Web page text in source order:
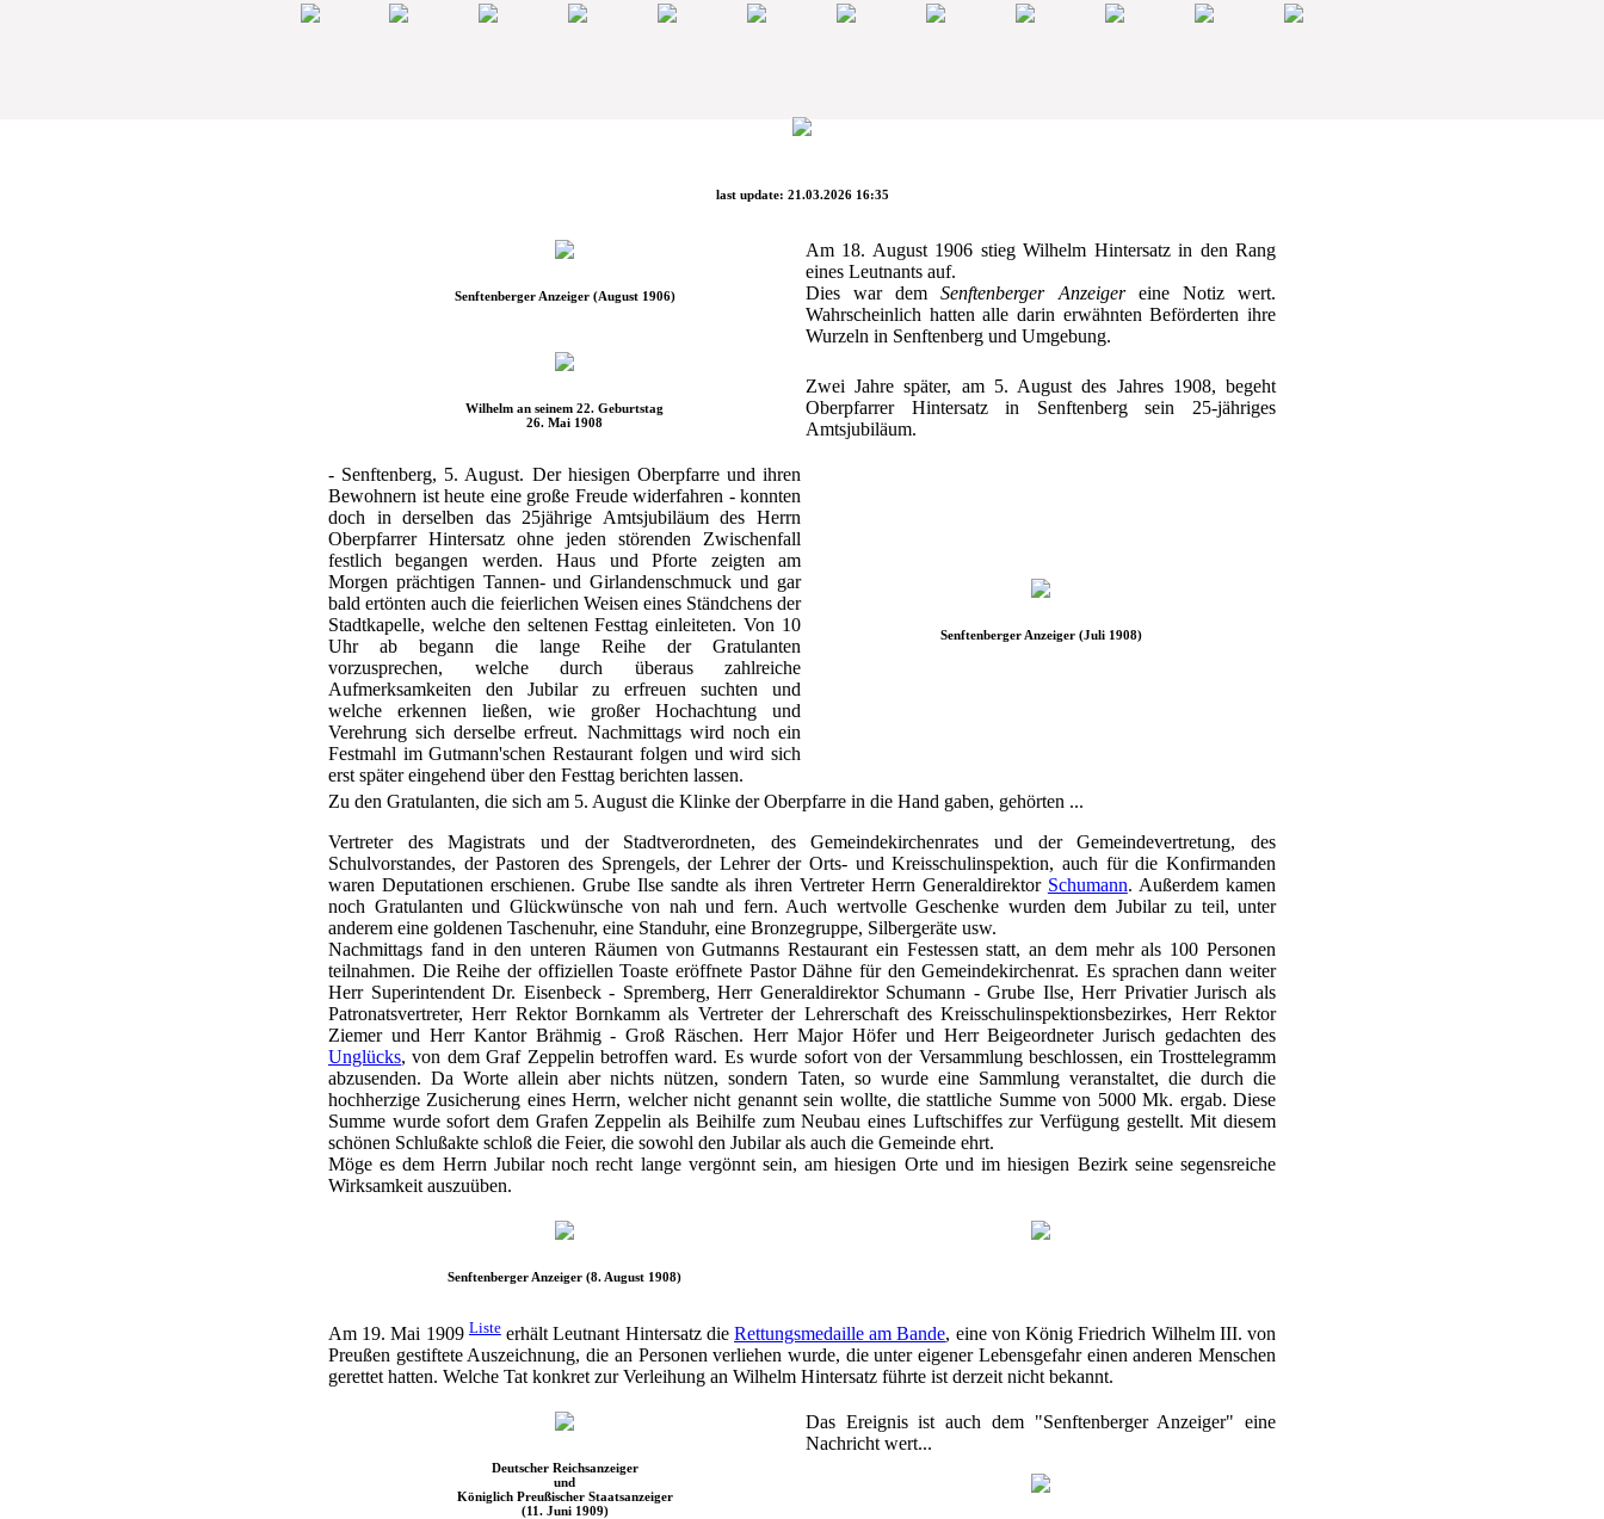
last update: 21.03.2026 16:35
Senftenberger Anzeiger (August 1906)
Am 18. August 1906 stieg Wilhelm Hintersatz in den Rang
eines Leutnants auf.
Dies war demSenftenberger Anzeigereine Notiz wert.
Wahrscheinlich hatten alle darin erwähnten Beförderten ihre
Wurzeln in Senftenberg und Umgebung.
Wilhelm an seinem 22. Geburtstag
26. Mai 1908
Zwei Jahre später, am 5. August des Jahres 1908, begeht
Oberpfarrer Hintersatz in Senftenberg sein 25-jähriges
Amtsjubiläum.
- Senftenberg, 5. August. Der hiesigen Oberpfarre und ihren
Bewohnern ist heute eine große Freude widerfahren - konnten
doch in derselben das 25jährige Amtsjubiläum des Herrn
Oberpfarrer Hintersatz ohne jeden störenden Zwischenfall
festlich begangen werden. Haus und Pforte zeigten am
Morgen prächtigen Tannen- und Girlandenschmuck und gar
bald ertönten auch die feierlichen Weisen eines Ständchens der
Stadtkapelle, welche den seltenen Festtag einleiteten. Von 10
Uhr ab begann die lange Reihe der Gratulanten
vorzusprechen, welche durch überaus zahlreiche
Aufmerksamkeiten den Jubilar zu erfreuen suchten und
welche erkennen ließen, wie großer Hochachtung und
Verehrung sich derselbe erfreut. Nachmittags wird noch ein
Festmahl im Gutmann'schen Restaurant folgen und wird sich
erst später eingehend über den Festtag berichten lassen.
Senftenberger Anzeiger (Juli 1908)
Zu den Gratulanten, die sich am 5. August die Klinke der Oberpfarre in die Hand gaben, gehörten ...
Vertreter des Magistrats und der Stadtverordneten, des Gemeindekirchenrates und der Gemeindevertretung, des
Schulvorstandes, der Pastoren des Sprengels, der Lehrer der Orts- und Kreisschulinspektion, auch für die Konfirmanden
waren Deputationen erschienen. Grube Ilse sandte als ihren Vertreter Herrn Generaldirektor Schumann. Außerdem kamen
noch Gratulanten und Glückwünsche von nah und fern. Auch wertvolle Geschenke wurden dem Jubilar zu teil, unter
anderem eine goldenen Taschenuhr, eine Standuhr, eine Bronzegruppe, Silbergeräte usw.
Nachmittags fand in den unteren Räumen von Gutmanns Restaurant ein Festessen statt, an dem mehr als 100 Personen
teilnahmen. Die Reihe der offiziellen Toaste eröffnete Pastor Dähne für den Gemeindekirchenrat. Es sprachen dann weiter
Herr Superintendent Dr. Eisenbeck - Spremberg, Herr Generaldirektor Schumann - Grube Ilse, Herr Privatier Jurisch als
Patronatsvertreter, Herr Rektor Bornkamm als Vertreter der Lehrerschaft des Kreisschulinspektionsbezirkes, Herr Rektor
Ziemer und Herr Kantor Brähmig - Groß Räschen. Herr Major Höfer und Herr Beigeordneter Jurisch gedachten des
Unglücks, von dem Graf Zeppelin betroffen ward. Es wurde sofort von der Versammlung beschlossen, ein Trosttelegramm
abzusenden. Da Worte allein aber nichts nützen, sondern Taten, so wurde eine Sammlung veranstaltet, die durch die
hochherzige Zusicherung eines Herrn, welcher nicht genannt sein wollte, die stattliche Summe von 5000 Mk. ergab. Diese
Summe wurde sofort dem Grafen Zeppelin als Beihilfe zum Neubau eines Luftschiffes zur Verfügung gestellt. Mit diesem
schönen Schlußakte schloß die Feier, die sowohl den Jubilar als auch die Gemeinde ehrt.
Möge es dem Herrn Jubilar noch recht lange vergönnt sein, am hiesigen Orte und im hiesigen Bezirk seine segensreiche
Wirksamkeit auszuüben.
Senftenberger Anzeiger (8. August 1908)
Am 19. Mai 1909Listeerhält Leutnant Hintersatz dieRettungsmedaille am Bande, eine von König Friedrich Wilhelm III. von
Preußen gestiftete Auszeichnung, die an Personen verliehen wurde, die unter eigener Lebensgefahr einen anderen Menschen
gerettet hatten. Welche Tat konkret zur Verleihung an Wilhelm Hintersatz führte ist derzeit nicht bekannt.
Deutscher Reichsanzeiger
und
Königlich Preußischer Staatsanzeiger
(11. Juni 1909)
Das Ereignis ist auch dem "Senftenberger Anzeiger" eine
Nachricht wert...